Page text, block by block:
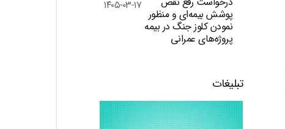
پوشش بیمه‌ای و منظور
نمودن کلوز جنگ در بیمه
پروژه‌های عمرانی
۱۴۰۵-۰۳-۱۷
تبلیغات